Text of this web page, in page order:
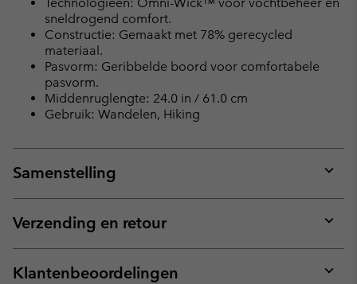
sneldrogend comfort.
Constructie: Gemaakt met 78% gerecycled
materiaal.
Pasvorm: Geribbelde boord voor comfortabele
pasvorm.
Middenruglengte: 24.0 in / 61.0 cm
Gebruik: Wandelen, Hiking
Samenstelling
or
Verzending en retour
or
Klantenbeoordelingen